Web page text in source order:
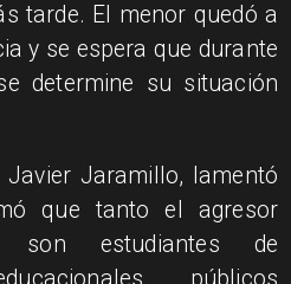
tarde. El menor quedó a
y se espera que durante
determine su situación
Javier Jaramillo, lamentó
que tanto el agresor
estudiantes de
públicos